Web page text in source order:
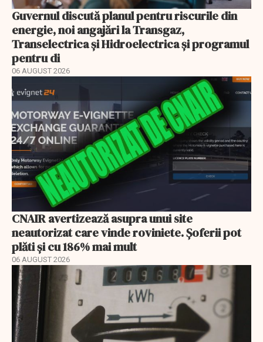
Guvernul discută planul pentru riscurile din
energie, noi angajări la Transgaz,
Transelectrica și Hidroelectrica și programul
pentru di
06 AUGUST 2026
CNAIR avertizează asupra unui site
neautorizat care vinde roviniete. Șoferii pot
plăti și cu 186% mai mult
06 AUGUST 2026